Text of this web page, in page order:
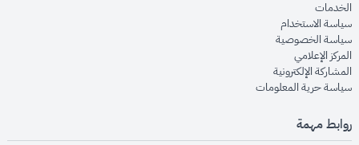
الخدماتopens in new window
سياسة الاستخدام
سياسة الخصوصيةopens in new window
المركز الإعلاميopens in new window
المشاركة الإلكترونيةopens in new window
سياسة حرية المعلوماتopens in new window
روابط مهمة